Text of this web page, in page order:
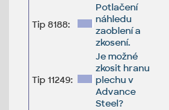
Tip 8188:
Potlačení
náhledu
zaoblení a
zkosení.
Tip 11249:
Je možné
zkosit hranu
plechu v
Advance
Steel?